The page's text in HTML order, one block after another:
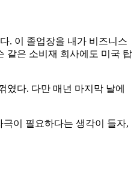
. 이 졸업장을 내가 비즈니스
같은 소비재 회사에도 미국 탑
였다. 다만 매년 마지막 날에
이 필요하다는 생각이 들자,